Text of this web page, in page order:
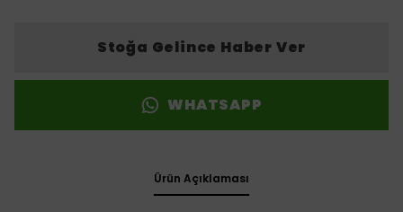
Stoğa Gelince Haber Ver
WHATSAPP
Ürün Açıklaması